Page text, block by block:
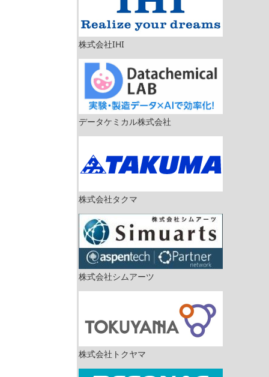
株式会社IHI
データケミカル株式会社
株式会社タクマ
株式会社シムアーツ
株式会社トクヤマ